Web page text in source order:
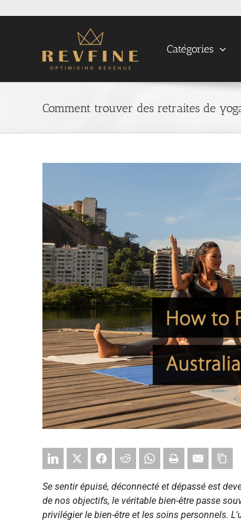
Catégories
Comment trouver des retraites de
Se sentir épuisé, déconnecté et dépassé est
de nos objectifs, le véritable bien-être passe
privilégier le bien-être et les soins personnels.